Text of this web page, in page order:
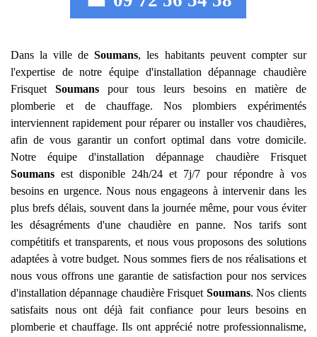
Dans la ville deSoumans, les habitants peuvent compter sur
l'expertise de notre équipe d'installation dépannage chaudière
FrisquetSoumans pour tous leurs besoins en matière de
plomberie et de chauffage. Nos plombiers expérimentés
interviennent rapidement pour réparer ou installer vos chaudières,
afin de vous garantir un confort optimal dans votre domicile.
Notre équipe d'installation dépannage chaudière Frisquet
Soumans est disponible 24h/24 et 7j/7 pour répondre à vos
besoins en urgence. Nous nous engageons à intervenir dans les
plus brefs délais, souvent dans la journée même, pour vous éviter
les désagréments d'une chaudière en panne. Nos tarifs sont
compétitifs et transparents, et nous vous proposons des solutions
adaptées à votre budget. Nous sommes fiers de nos réalisations et
nous vous offrons une garantie de satisfaction pour nos services
d'installation dépannage chaudière Frisquet Soumans. Nos clients
satisfaits nous ont déjà fait confiance pour leurs besoins en
plomberie et chauffage. Ils ont apprécié notre professionnalisme,